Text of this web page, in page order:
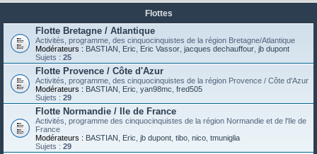
Flottes
Flotte Bretagne / Atlantique
Activités, programme, des cinquocinquistes de la région Bretagne/Atlantique
Modérateurs : BASTIAN Eric Eric Vassor jacques dechauffour jb dupont
Sujets : 25
Flotte Provence / Côte d'Azur
Activités, programme, des cinquocinquistes de la région Provence / Côte d'Azur
Modérateurs : BASTIAN Eric yan98mc fred505
Sujets : 29
Flotte Normandie / Ile de France
Activités, programme des cinquocinquistes de la région Normandie et de l'Ile de
France
Modérateurs : BASTIAN Eric jb dupont tibo nico tmuniglia
Sujets : 29